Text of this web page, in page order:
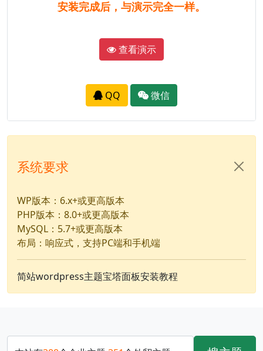
安装完成后，与演示完全一样。
查看演示
QQ 微信
系统要求
WP版本：6.x+或更高版本
PHP版本：8.0+或更高版本
MySQL：5.7+或更高版本
布局：响应式，支持PC端和手机端
简站wordpress主题宝塔面板安装教程